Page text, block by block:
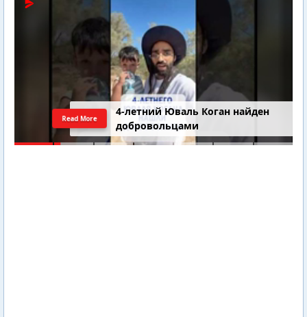
4-летний Юваль Коган найден
добровольцами
Read More